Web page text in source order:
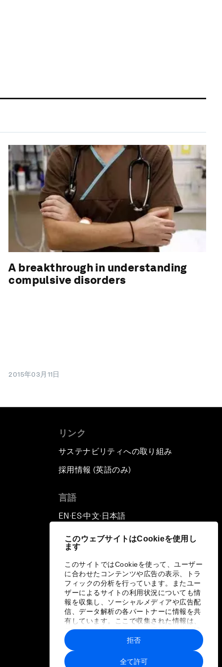
このウェブサイトはCookieを使用し
ます
このサイトではCookieを使って、ユーザー
に合わせたコンテンツや広告の表示、トラ
フィックの分析を行っています。またユー
ザーによるサイトの利用状況についても情
報を収集し、ソーシャルメディアや広告配
信、データ解析の各パートナーに情報を共
有しています。ここで収集された情報は、
ユーザーが各パートナーに提供した他の情
報や各パートナーのサービスを使用した際
に収集された情報と組み合わされ、各パー
トナーによって使用されることがありま
全て許可
拒否
A breakthrough in understanding
compulsive disorders
2015年03月11日
リンク
サステナビリティへの取り組み
採用情報 (英語のみ)
言語
EN ▪ ES▪中文▪ 日本語